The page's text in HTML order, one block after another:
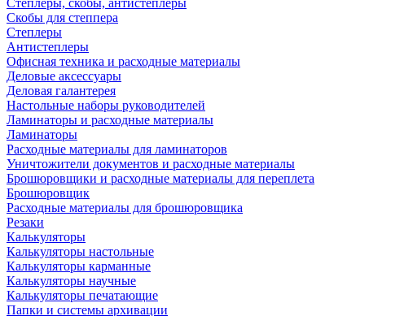
Степлеры, скобы, антистеплеры
Скобы для степпера
Степлеры
Антистеплеры
Офисная техника и расходные материалы
Деловые аксессуары
Деловая галантерея
Настольные наборы руководителей
Ламинаторы и расходные материалы
Ламинаторы
Расходные материалы для ламинаторов
Уничтожители документов и расходные материалы
Брошюровщики и расходные материалы для переплета
Брошюровщик
Расходные материалы для брошюровщика
Резаки
Калькуляторы
Калькуляторы настольные
Калькуляторы карманные
Калькуляторы научные
Калькуляторы печатающие
Папки и системы архивации